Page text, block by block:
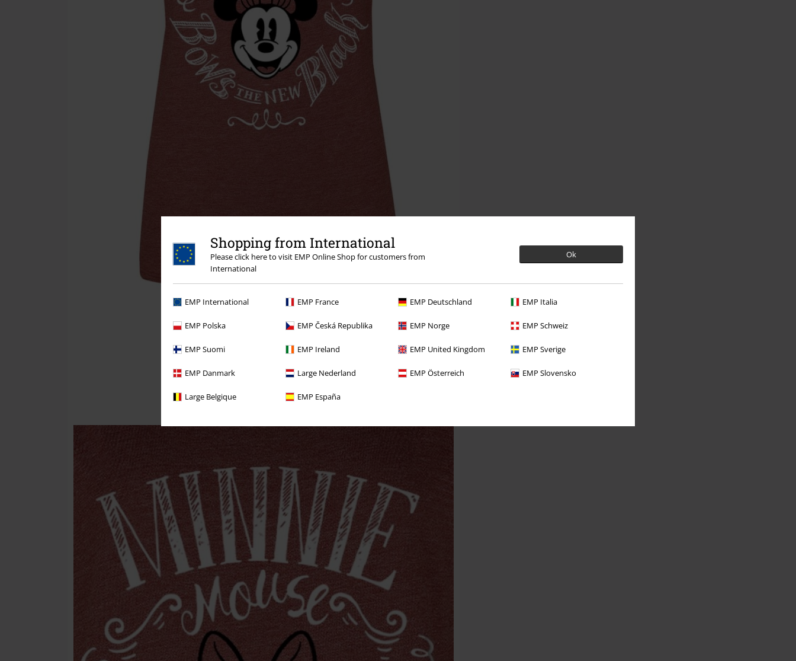
Shopping from International
Please click here to visit EMP Online Shop for customers from
International
Ok
EMP International EMP France EMP Deutschland EMP Italia
EMP Polska EMP Česká Republika EMP Norge EMP Schweiz
EMP Suomi EMP Ireland EMP United Kingdom EMP Sverige
EMP Danmark Large Nederland EMP Österreich EMP Slovensko
Large Belgique EMP España